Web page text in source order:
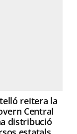
reitera la
Central
distribució